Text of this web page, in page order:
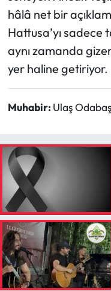
hâlâ net bir
Hattusa’yı sadece
aynı zamanda
yer haline getiriyor.
Muhabir: Ulaş Odabaş